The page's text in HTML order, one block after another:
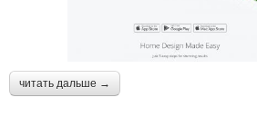
читать дальше →